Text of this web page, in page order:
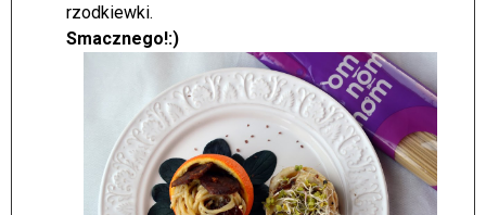
rzodkiewki.
Smacznego!:)